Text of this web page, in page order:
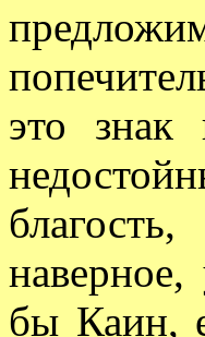
это знак
бы Каин,